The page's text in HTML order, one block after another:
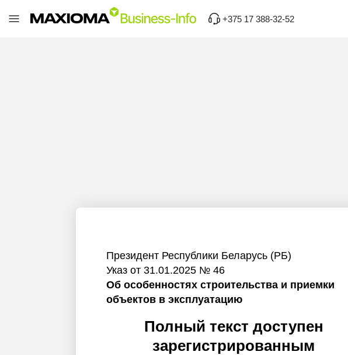
+375 17 388-32-52
Президент Республики Беларусь (РБ)
Указ от 31.01.2025 № 46
Об особенностях строительства и приемки
объектов в эксплуатацию
Полный текст доступен
зарегистрированным